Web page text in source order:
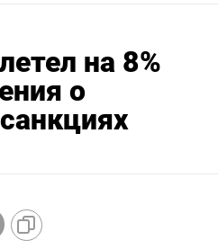
на 8%
о